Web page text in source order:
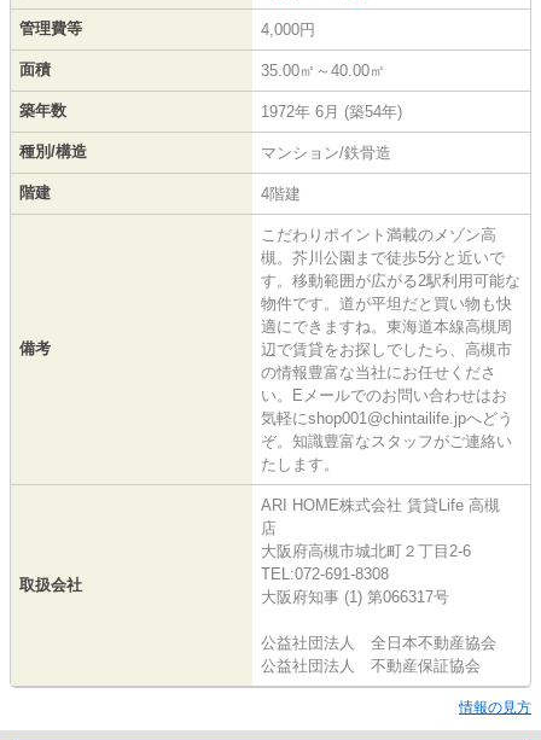
管理費等 4,000円
面積 35.00㎡～40.00㎡
築年数 1972年 6月 (築54年)
種別/構造 マンション/鉄骨造
階建 4階建
備考
こだわりポイント満載のメゾン高
槻。芥川公園まで徒歩5分と近いで
す。移動範囲が広がる2駅利用可能な
物件です。道が平坦だと買い物も快
適にできますね。東海道本線高槻周
辺で賃貸をお探しでしたら、高槻市
の情報豊富な当社にお任せくださ
い。Eメールでのお問い合わせはお
気軽にshop001@chintailife.jpへどう
ぞ。知識豊富なスタッフがご連絡い
たします。
取扱会社
ARI HOME株式会社 賃貸Life 高槻
店
大阪府高槻市城北町２丁目2-6
TEL:072-691-8308
大阪府知事 (1) 第066317号
公益社団法人 全日本不動産協会
公益社団法人 不動産保証協会
情報の見方